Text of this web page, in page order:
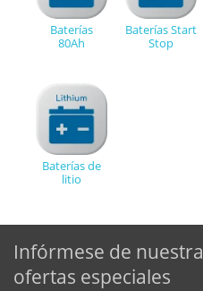
Baterías
80Ah
Baterías Start
Stop
Baterías de
litio
Infórmese de
ofertas especiales